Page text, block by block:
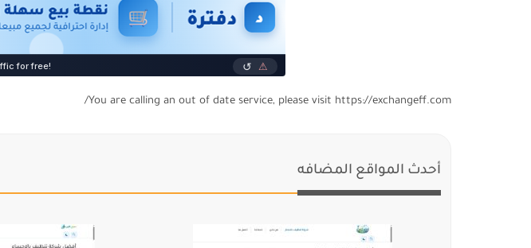
You are calling an out of date service, please visit https://exchangeff.com/
أحدث المواقع المضافه